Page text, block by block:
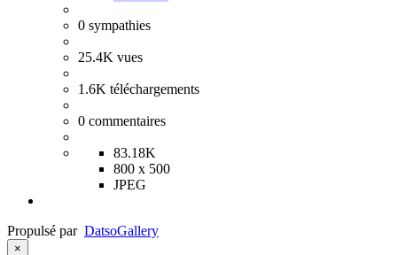
0 sympathies
25.4K vues
1.6K téléchargements
0 commentaires
83.18K
800 x 500
JPEG
Propulsé par DatsoGallery
×